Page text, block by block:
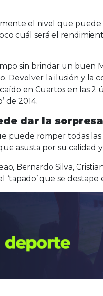
el nivel que
cuál será el
sin brindar un buen
Devolver la ilusión y la
en Cuartos en las 2
de 2014.
dar la sorpresa
puede romper todas las
asusta por su calidad
Bernardo Silva,
‘tapado’ que se destape